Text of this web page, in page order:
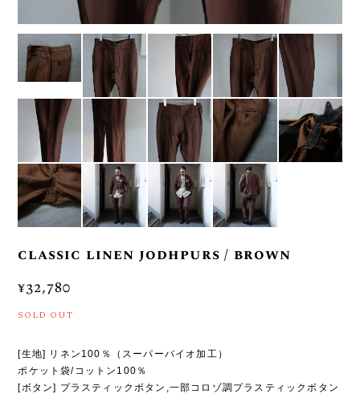
classic linen jodhpurs / brown
¥32,780
SOLD OUT
[生地] リネン100％（スーパーバイオ加工）
ポケット袋/コットン100％
[ボタン] プラスティックボタン,一部コロゾ調プラスティックボタン